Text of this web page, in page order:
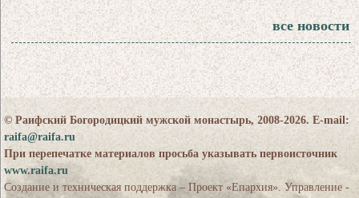
все новости
© Раифский Богородицкий мужской монастырь, 2008-2026. E-mail:
raifa@raifa.ru
При перепечатке материалов просьба указывать первоисточник
www.raifa.ru
Создание и техническая поддержка – Проект «Епархия». Управление -